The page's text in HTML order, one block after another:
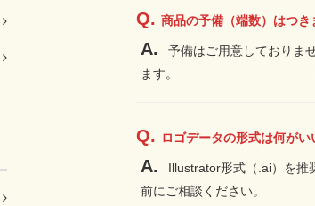
商品の予備（端数）はつき
予備はご用意しておりま
ます。
ロゴデータの形式は何がい
Illustrator形式（.ai）を推
前にご相談ください。